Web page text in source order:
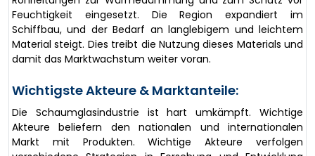
Feuchtigkeit eingesetzt. Die Region expandiert im
Schiffbau, und der Bedarf an langlebigem und leichtem
Material steigt. Dies treibt die Nutzung dieses Materials und
damit das Marktwachstum weiter voran.
Wichtigste Akteure & Marktanteile:
Die Schaumglasindustrie ist hart umkämpft. Wichtige
Akteure beliefern den nationalen und internationalen
Markt mit Produkten. Wichtige Akteure verfolgen